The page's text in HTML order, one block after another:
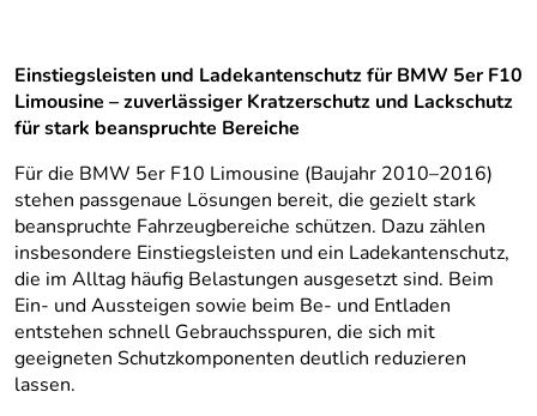
Einstiegsleisten und Ladekantenschutz für BMW 5er F10
Limousine – zuverlässiger Kratzerschutz und Lackschutz
für stark beanspruchte Bereiche
Für die BMW 5er F10 Limousine (Baujahr 2010–2016)
stehen passgenaue Lösungen bereit, die gezielt stark
beanspruchte Fahrzeugbereiche schützen. Dazu zählen
insbesondere Einstiegsleisten und ein Ladekantenschutz,
die im Alltag häufig Belastungen ausgesetzt sind. Beim
Ein- und Aussteigen sowie beim Be- und Entladen
entstehen schnell Gebrauchsspuren, die sich mit
geeigneten Schutzkomponenten deutlich reduzieren
lassen.